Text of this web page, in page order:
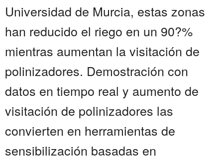
Universidad de Murcia, estas zonas
han reducido el riego en un 90?%
mientras aumentan la visitación de
polinizadores. Demostración con
datos en tiempo real y aumento de
visitación de polinizadores las
convierten en herramientas de
sensibilización basadas en